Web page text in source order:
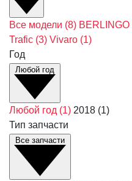
Все модели (8) BERLINGO
Trafic (3) Vivaro (1)
Год
Любой год
Любой год (1) 2018 (1)
Тип запчасти
Все запчасти